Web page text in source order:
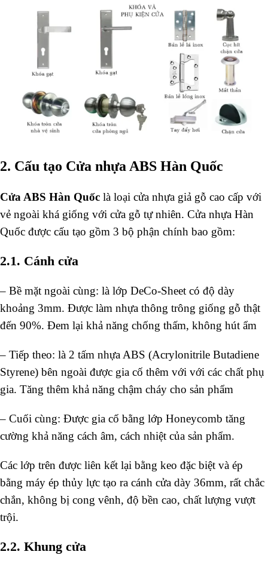
2. Cấu tạo Cửa nhựa ABS Hàn Quốc
Cửa ABS Hàn Quốc là loại cửa nhựa giả gỗ cao cấp với
vẻ ngoài khá giống với cửa gỗ tự nhiên. Cửa nhựa Hàn
Quốc được cấu tạo gồm 3 bộ phận chính bao gồm:
2.1. Cánh cửa
– Bề mặt ngoài cùng: là lớp DeCo-Sheet có độ dày
khoảng 3mm. Được làm nhựa thông trông giống gỗ thật
đến 90%. Đem lại khả năng chống thấm, không hút ẩm
– Tiếp theo: là 2 tấm nhựa ABS (Acrylonitrile Butadiene
Styrene) bên ngoài được gia cố thêm với với các chất phụ
gia. Tăng thêm khả năng chậm cháy cho sản phẩm
– Cuối cùng: Được gia cố bằng lớp Honeycomb tăng
cường khả năng cách âm, cách nhiệt của sản phẩm.
Các lớp trên được liên kết lại bằng keo đặc biệt và ép
bằng máy ép thủy lực tạo ra cánh cửa dày 36mm, rất chắc
chắn, không bị cong vênh, độ bền cao, chất lượng vượt
trội.
2.2. Khung cửa